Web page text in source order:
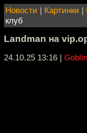
Новости | Картинки |
клуб
Landman на
24.10.25 13:16 | Goblin